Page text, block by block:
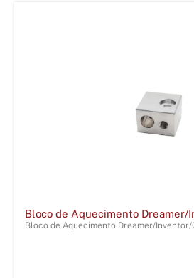
Bloco de Aquecimento Dreamer/
Bloco de Aquecimento Dreamer/